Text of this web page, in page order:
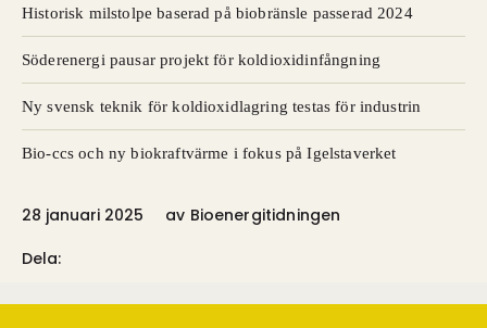
Historisk milstolpe baserad på biobränsle passerad 2024
Söderenergi pausar projekt för koldioxidinfångning
Ny svensk teknik för koldioxidlagring testas för industrin
Bio-ccs och ny biokraftvärme i fokus på Igelstaverket
28 januari 2025 av Bioenergitidningen
Dela: